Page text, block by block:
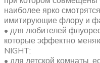
наиболее ярко
имитирующие флору и
• для любителей
которые эффектно
NIGHT;
• для детской комнаты,